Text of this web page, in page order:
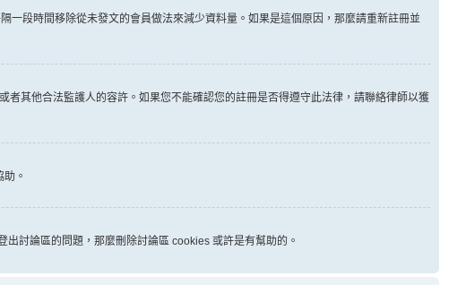
段時間移除從未發文的會員做法來減少資料量。如果是這個原因，那麼請重新註冊並
其他合法監護人的容許。如果您不能確認您的註冊是否得遵守此法律，請聯絡律師以獲
。
討論區的問題，那麼刪除討論區 cookies 或許是有幫助的。